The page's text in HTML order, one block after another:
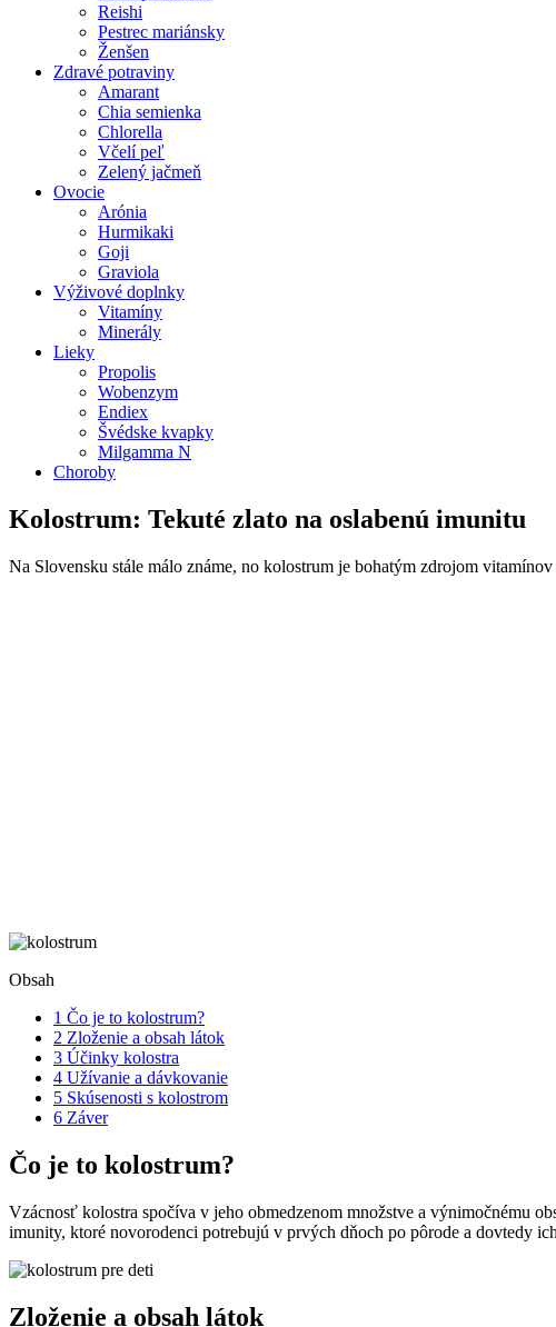
Reishi
Pestrec mariánsky
Ženšen
Zdravé potraviny
Amarant
Chia semienka
Chlorella
Včelí peľ
Zelený jačmeň
Ovocie
Arónia
Hurmikaki
Goji
Graviola
Výživové doplnky
Vitamíny
Minerály
Lieky
Propolis
Wobenzym
Endiex
Švédske kvapky
Milgamma N
Choroby
Kolostrum: Tekuté zlato na oslabenú imunitu
Na Slovensku stále málo známe, no kolostrum je bohatým zdrojom
Obsah
1 Čo je to kolostrum?
2 Zloženie a obsah látok
3 Účinky kolostra
4 Užívanie a dávkovanie
5 Skúsenosti s kolostrom
6 Záver
Čo je to kolostrum?
Vzácnosť kolostra spočíva v jeho obmedzenom množstve a výnimočnému
imunity, ktoré novorodenci potrebujú v prvých dňoch po pôrode a dovtedy
Zloženie a obsah látok